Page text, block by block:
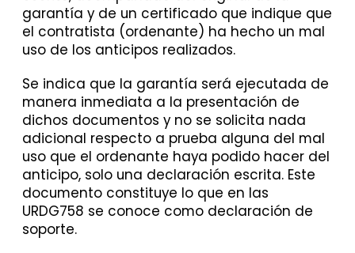
garantía y de un certificado que indique que
el contratista (ordenante) ha hecho un mal
uso de los anticipos realizados.
Se indica que la garantía será ejecutada de
manera inmediata a la presentación de
dichos documentos y no se solicita nada
adicional respecto a prueba alguna del mal
uso que el ordenante haya podido hacer del
anticipo, solo una declaración escrita. Este
documento constituye lo que en las
URDG758 se conoce como declaración de
soporte.